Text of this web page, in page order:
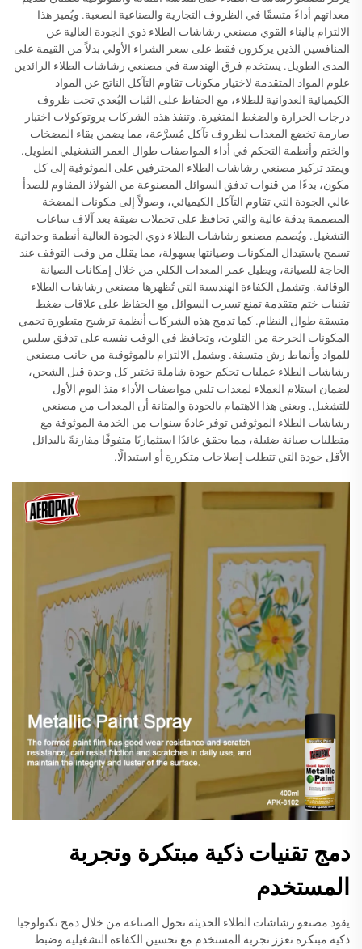
معداتهم أداءً متسقًا في الظروف التجارية والصناعية الصعبة. ويُميز هذا
الالتزام بالبناء القوي مصنعي رشاشات الطلاء ذوي الجودة العالية عن
المنافسين الذين يركزون فقط على سعر الشراء الأولي بدلاً من القيمة على
المدى الطويل. يستخدم فرق الهندسة في مصنعي رشاشات الطلاء الرائدين
علوم المواد المتقدمة لاختيار مكونات تقاوم التآكل الناتج عن المواد
الكيميائية العدوانية للطلاء، مع الحفاظ على الثبات البُعدي تحت ظروف
درجات الحرارة والضغط المتغيرة. وتنفذ هذه الشركات بروتوكولات اختبار
صارمة تخضع المعدات لظروف تآكل مُسرَّعة، مما يضمن بقاء المضخات
والختم وأنظمة التحكم في أداء المواصفات طوال العمر التشغيلي الطويل.
ويمتد تركيز مصنعي رشاشات الطلاء المحترفين على الموثوقية إلى كل
مكون، بدءًا من قنوات تدفق السوائل المصنوعة من الفولاذ المقاوم للصدأ
عالي الجودة التي تقاوم التآكل الكيميائي، وصولاً إلى مكونات المضخة
المصممة بدقة عالية والتي تحافظ على تحملات ضيقة بعد آلاف ساعات
التشغيل. ويُصمم مصنعو رشاشات الطلاء ذوي الجودة العالية أنظمة وحداتية
تسمح باستبدال المكونات وصيانتها بسهولة، مما يقلل من وقت التوقف عند
الحاجة للصيانة، ويطيل عمر المعدات الكلي من خلال إمكانات الصيانة
الوقائية. وتشمل الكفاءة الهندسية التي تُظهرها مصنعي رشاشات الطلاء
تقنيات ختم متقدمة تمنع تسرب السوائل مع الحفاظ على علاقات ضغط
متسقة طوال النظام. كما تدمج هذه الشركات أنظمة ترشيح متطورة تحمي
المكونات الحرجة من التلوث، وتحافظ في الوقت نفسه على تدفق سلس
للمواد وأنماط رش متسقة. ويشمل الالتزام بالموثوقية من جانب مصنعي
رشاشات الطلاء عمليات تحكم جودة شاملة تختبر كل وحدة قبل الشحن،
لضمان استلام العملاء لمعدات تلبي مواصفات الأداء منذ اليوم الأول
للتشغيل. ويعني هذا الاهتمام بالجودة والمتانة أن المعدات من مصنعي
رشاشات الطلاء الموثوقين توفر عادةً سنوات من الخدمة الموثوقة مع
متطلبات صيانة ضئيلة، مما يحقق عائدًا استثماريًا متفوقًا مقارنةً بالبدائل
الأقل جودة التي تتطلب إصلاحات متكررة أو استبدالًا.
دمج تقنيات ذكية مبتكرة وتجربة
المستخدم
يقود مصنعو رشاشات الطلاء الحديثة تحول الصناعة من خلال دمج تكنولوجيا
ذكية مبتكرة تعزز تجربة المستخدم مع تحسين الكفاءة التشغيلية وضبط